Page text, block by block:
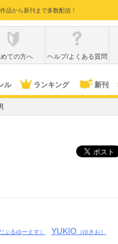
品から新刊まで多数配信！
ての方へ ヘルプ/よくある質問
ル ランキング 新刊
ぶるゆーえす） YUKIO （ゆきお）